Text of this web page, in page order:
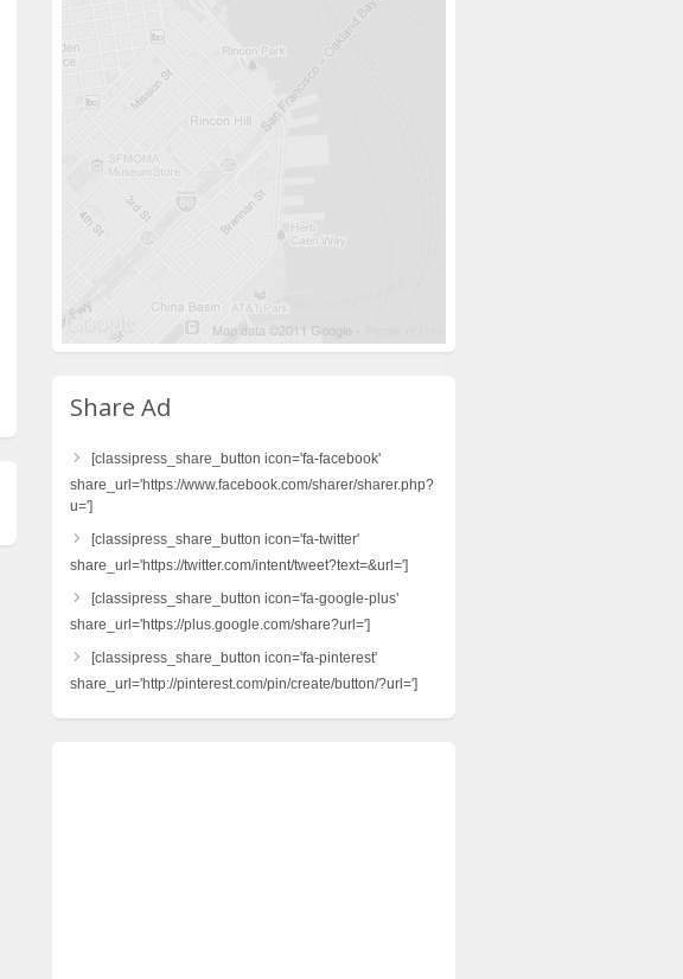
Share Ad
[classipress_share_button icon='fa-facebook'
share_url='https://www.facebook.com/sharer/sharer.php?
u=']
[classipress_share_button icon='fa-twitter'
share_url='https://twitter.com/intent/tweet?text=&url=']
[classipress_share_button icon='fa-google-plus'
share_url='https://plus.google.com/share?url=']
[classipress_share_button icon='fa-pinterest'
share_url='http://pinterest.com/pin/create/button/?url=']